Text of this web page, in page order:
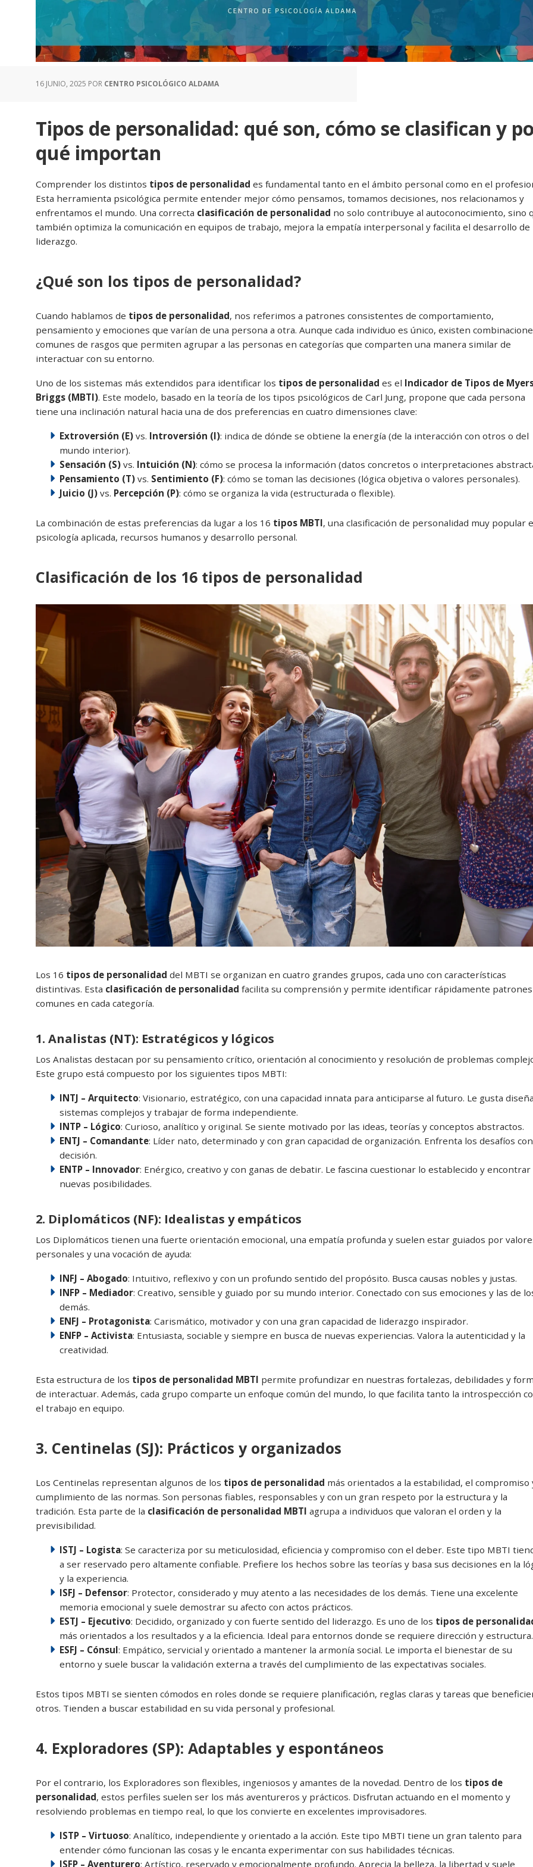
16 JUNIO, 2025 POR CENTRO PSICOLÓGICO ALDAMA
Tipos de personalidad: qué son, cómo se clasifican y
qué importan
Comprender los distintos tipos de personalidad es fundamental tanto en el ámbito personal como en el
Esta herramienta psicológica permite entender mejor cómo pensamos, tomamos decisiones, nos relacionamos y
enfrentamos el mundo. Una correcta clasificación de personalidad no solo contribuye al autoconocimiento, sino
también optimiza la comunicación en equipos de trabajo, mejora la empatía interpersonal y facilita el desarrollo de
liderazgo.
¿Qué son los tipos de personalidad?
Cuando hablamos de tipos de personalidad, nos referimos a patrones consistentes de comportamiento,
pensamiento y emociones que varían de una persona a otra. Aunque cada individuo es único, existen
comunes de rasgos que permiten agrupar a las personas en categorías que comparten una manera similar de
interactuar con su entorno.
Uno de los sistemas más extendidos para identificar los tipos de personalidad es el Indicador de Tipos de
Briggs (MBTI). Este modelo, basado en la teoría de los tipos psicológicos de Carl Jung, propone que cada persona
tiene una inclinación natural hacia una de dos preferencias en cuatro dimensiones clave:
Extroversión (E) vs. Introversión (I): indica de dónde se obtiene la energía (de la interacción con otros o del
mundo interior).
Sensación (S) vs. Intuición (N): cómo se procesa la información (datos concretos o interpretaciones
Pensamiento (T) vs. Sentimiento (F): cómo se toman las decisiones (lógica objetiva o valores personales).
Juicio (J) vs. Percepción (P): cómo se organiza la vida (estructurada o flexible).
La combinación de estas preferencias da lugar a los 16 tipos MBTI, una clasificación de personalidad muy popular
psicología aplicada, recursos humanos y desarrollo personal.
Clasificación de los 16 tipos de personalidad
Los 16 tipos de personalidad del MBTI se organizan en cuatro grandes grupos, cada uno con características
distintivas. Esta clasificación de personalidad facilita su comprensión y permite identificar rápidamente patrones
comunes en cada categoría.
1. Analistas (NT): Estratégicos y lógicos
Los Analistas destacan por su pensamiento crítico, orientación al conocimiento y resolución de problemas
Este grupo está compuesto por los siguientes tipos MBTI:
INTJ – Arquitecto: Visionario, estratégico, con una capacidad innata para anticiparse al futuro. Le gusta
sistemas complejos y trabajar de forma independiente.
INTP – Lógico: Curioso, analítico y original. Se siente motivado por las ideas, teorías y conceptos abstractos.
ENTJ – Comandante: Líder nato, determinado y con gran capacidad de organización. Enfrenta los desafíos con
decisión.
ENTP – Innovador: Enérgico, creativo y con ganas de debatir. Le fascina cuestionar lo establecido y encontrar
nuevas posibilidades.
2. Diplomáticos (NF): Idealistas y empáticos
Los Diplomáticos tienen una fuerte orientación emocional, una empatía profunda y suelen estar guiados por
personales y una vocación de ayuda:
INFJ – Abogado: Intuitivo, reflexivo y con un profundo sentido del propósito. Busca causas nobles y justas.
INFP – Mediador: Creativo, sensible y guiado por su mundo interior. Conectado con sus emociones y las de
demás.
ENFJ – Protagonista: Carismático, motivador y con una gran capacidad de liderazgo inspirador.
ENFP – Activista: Entusiasta, sociable y siempre en busca de nuevas experiencias. Valora la autenticidad y la
creatividad.
Esta estructura de los tipos de personalidad MBTI permite profundizar en nuestras fortalezas, debilidades y
de interactuar. Además, cada grupo comparte un enfoque común del mundo, lo que facilita tanto la introspección
el trabajo en equipo.
3. Centinelas (SJ): Prácticos y organizados
Los Centinelas representan algunos de los tipos de personalidad más orientados a la estabilidad, el compromiso
cumplimiento de las normas. Son personas fiables, responsables y con un gran respeto por la estructura y la
tradición. Esta parte de la clasificación de personalidad MBTI agrupa a individuos que valoran el orden y la
previsibilidad.
ISTJ – Logista: Se caracteriza por su meticulosidad, eficiencia y compromiso con el deber. Este tipo MBTI
a ser reservado pero altamente confiable. Prefiere los hechos sobre las teorías y basa sus decisiones en la
y la experiencia.
ISFJ – Defensor: Protector, considerado y muy atento a las necesidades de los demás. Tiene una excelente
memoria emocional y suele demostrar su afecto con actos prácticos.
ESTJ – Ejecutivo: Decidido, organizado y con fuerte sentido del liderazgo. Es uno de los tipos de
más orientados a los resultados y a la eficiencia. Ideal para entornos donde se requiere dirección y estructura.
ESFJ – Cónsul: Empático, servicial y orientado a mantener la armonía social. Le importa el bienestar de su
entorno y suele buscar la validación externa a través del cumplimiento de las expectativas sociales.
Estos tipos MBTI se sienten cómodos en roles donde se requiere planificación, reglas claras y tareas que
otros. Tienden a buscar estabilidad en su vida personal y profesional.
4. Exploradores (SP): Adaptables y espontáneos
Por el contrario, los Exploradores son flexibles, ingeniosos y amantes de la novedad. Dentro de los tipos de
personalidad, estos perfiles suelen ser los más aventureros y prácticos. Disfrutan actuando en el momento y
resolviendo problemas en tiempo real, lo que los convierte en excelentes improvisadores.
ISTP – Virtuoso: Analítico, independiente y orientado a la acción. Este tipo MBTI tiene un gran talento para
entender cómo funcionan las cosas y le encanta experimentar con sus habilidades técnicas.
ISFP – Aventurero: Artístico, reservado y emocionalmente profundo. Aprecia la belleza, la libertad y suele